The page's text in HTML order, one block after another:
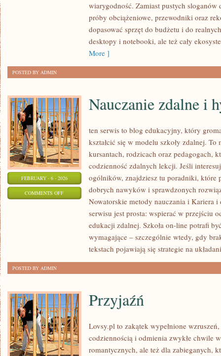
wiarygodność. Zamiast pustych sloganów
próby obciążeniowe, przewodniki oraz
dopasować sprzęt do budżetu i do
desktopy i notebooki, ale też cały
More ]
POSTED BY ADMIN
FEBRUARY - 6 - 2026
COMMENTS OFFON
NAUCZANIE
HYBRYDOWE
Nauczanie zdalne i
ten serwis to blog edukacyjny, który
kształcić się w modelu szkoły zdalnej.
kursantach, rodzicach oraz pedagogach,
codzienność zdalnych lekcji. Jeśli
ogólników, znajdziesz tu poradniki, które
dobrych nawyków i sprawdzonych
Nowatorskie metody nauczania i Kariera i
serwisu jest prosta: wspierać w przejściu
edukacji zdalnej. Szkoła on-line potrafi
wymagające – szczególnie wtedy, gdy
tekstach pojawiają się strategie na
POSTED BY ADMIN
Przyjaźń
Lovsy.pl to zakątek wypełnione
codziennością i odmienia zwykłe chwile
romantycznych, ale też dla zabieganych,